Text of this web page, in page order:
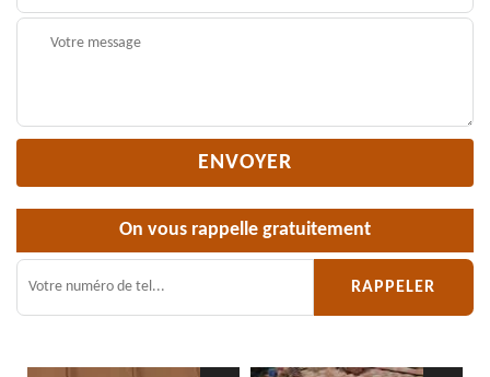
On vous rappelle gratuitement